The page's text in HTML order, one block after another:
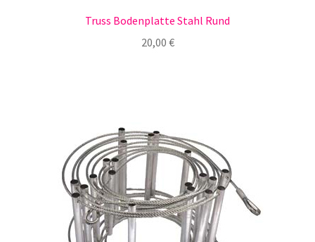
Truss Bodenplatte Stahl Rund
20,00 €